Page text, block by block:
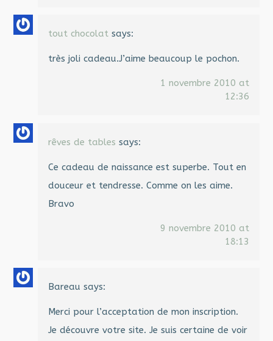
tout chocolat says:
très joli cadeau.J’aime beaucoup le pochon.
1 novembre 2010 at
12:36
rêves de tables says:
Ce cadeau de naissance est superbe. Tout en
douceur et tendresse. Comme on les aime.
Bravo
9 novembre 2010 at
18:13
Bareau says:
Merci pour l’acceptation de mon inscription.
Je découvre votre site. Je suis certaine de voir